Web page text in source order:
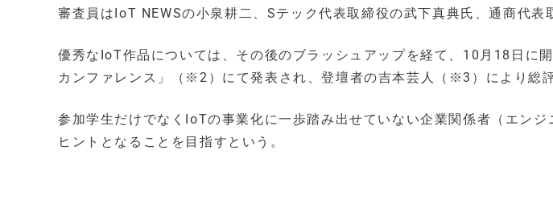
審査員はIoT NEWSの小泉耕二、Sテック代表取締役の武下真典氏、通商代表
優秀なIoT作品については、その後のブラッシュアップを経て、10月18日に
カンファレンス」（※2）にて発表され、登壇者の吉本芸人（※3）により総評
参加学生だけでなくIoTの事業化に一歩踏み出せていない企業関係者（エン
ヒントとなることを目指すという。